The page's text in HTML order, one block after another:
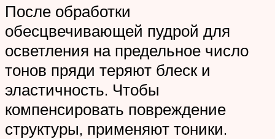
После обработки
обесцвечивающей пудрой для
осветления на предельное число
тонов пряди теряют блеск и
эластичность. Чтобы
компенсировать повреждение
структуры, применяют тоники.